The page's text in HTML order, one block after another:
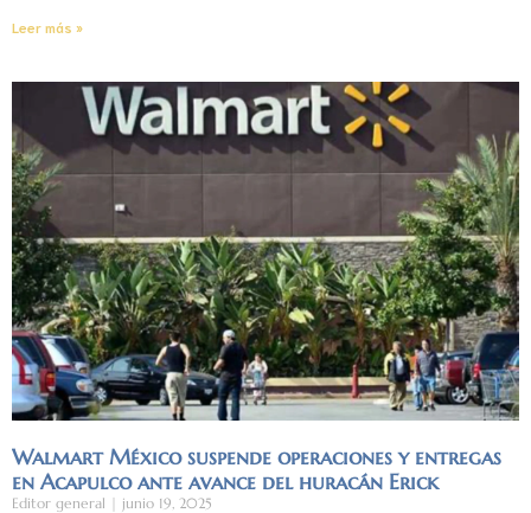
Leer más »
Walmart México suspende operaciones y entregas
en Acapulco ante avance del huracán Erick
Editor general junio 19, 2025